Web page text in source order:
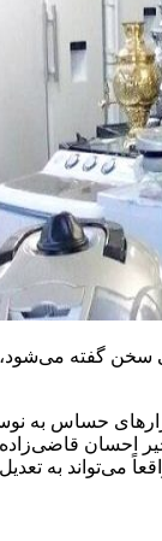
گفته می‌شود،
حساس به
احسان
می‌تواند به